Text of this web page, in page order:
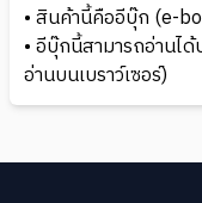
• สินค้านี้คืออีบุ๊ก (e-
• อีบุ๊กนี้สามารถอ่านไ
อ่านบนเบราว์เซอร์)